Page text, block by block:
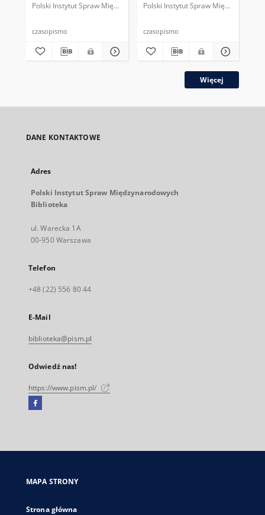
Polski Instytut Spraw Międzynarodowych. Polska Fundacja Spraw
czasopismo
Polski Instytut Spraw
czasopismo
Więcej
DANE KONTAKTOWE
Adres
Polski Instytut Spraw Międzynarodowych
Biblioteka
ul. Warecka 1A
00-950 Warszawa
Telefon
+48 (22) 556 80 44
E-Mail
biblioteka@pism.pl
Odwiedź nas!
https://www.pism.pl/
Facebook
się
karcie
MAPA STRONY
Strona główna